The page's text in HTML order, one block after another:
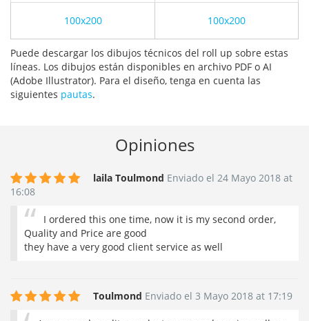
100x200 100x200
Puede descargar los dibujos técnicos del roll up sobre estas
líneas. Los dibujos están disponibles en archivo PDF o AI
(Adobe Illustrator). Para el diseño, tenga en cuenta las
siguientes pautas.
Opiniones
laila Toulmond Enviado el 24 Mayo 2018 at
16:08
I ordered this one time, now it is my second order,
Quality and Price are good
they have a very good client service as well
Toulmond Enviado el 3 Mayo 2018 at 17:19